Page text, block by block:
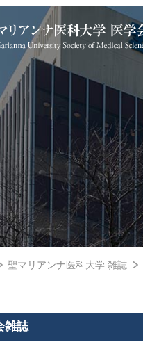
聖マリアンナ医科大学 雑誌
雑誌